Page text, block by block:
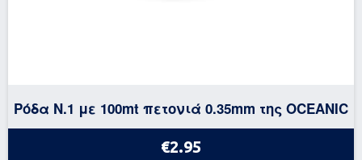
Ρόδα Ν.1 με 100mt πετονιά 0.35mm της OCEANIC
€2.95